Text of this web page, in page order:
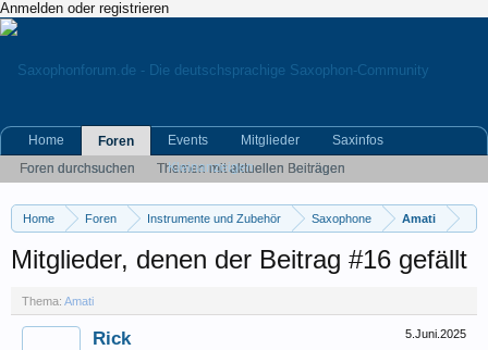
Anmelden oder registrieren
Home Foren Instrumente und Zubehör Saxophone Amati
Mitglieder, denen der Beitrag #16 gefällt
Thema: Amati
5.Juni.2025
Rick
Home
Foren
Foren durchsuchen
Themen mit aktuellen Beiträgen
Events Mitglieder
Saxinfos
Kleinanzeigen